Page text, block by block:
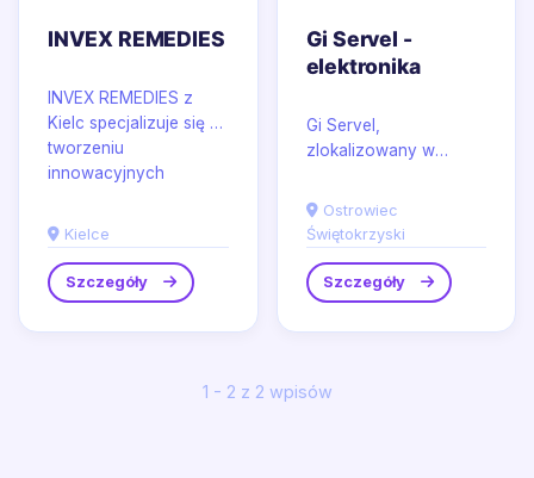
INVEX REMEDIES
INVEX REMEDIES z
Kielc specjalizuje się w
tworzeniu
innowacyjnych
suplementów
ukierunkowanych...
Kielce
Szczegóły
Gi Servel -
elektronika
Gi Servel,
zlokalizowany w
Świętokrzyskim, to
renomowany sklep
internetowy oferujący
szeroki wybór...
Ostrowiec
Świętokrzyski
Szczegóły
1 - 2 z 2 wpisów